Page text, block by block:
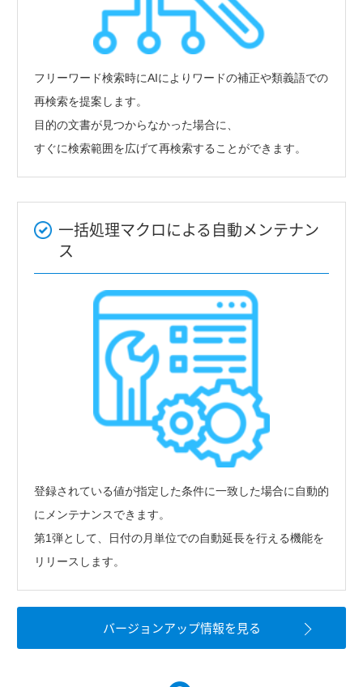
フリーワード検索時にAIによりワードの補正や類義語での
再検索を提案します。
目的の文書が見つからなかった場合に、
すぐに検索範囲を広げて再検索することができます。
一括処理マクロによる自動メンテナン
ス
登録されている値が指定した条件に一致した場合に自動的
にメンテナンスできます。
第1弾として、日付の月単位での自動延長を行える機能を
リリースします。
バージョンアップ情報を⾒る